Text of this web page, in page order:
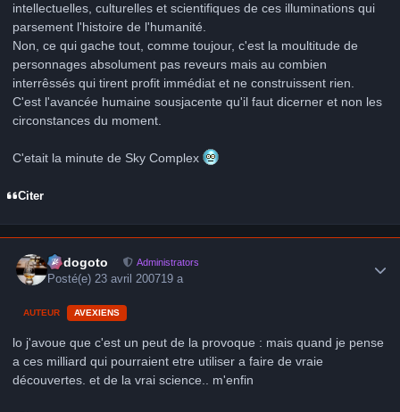
intellectuelles, culturelles et scientifiques de ces illuminations qui
parsement l'histoire de l'humanité.
Non, ce qui gache tout, comme toujour, c'est la moultitude de
personnages absolument pas reveurs mais au combien
interrêssés qui tirent profit immédiat et ne construissent rien.
C'est l'avancée humaine sousjacente qu'il faut dicerner et non les
circonstances du moment.
C'etait la minute de Sky Complex
Citer
frédogoto Administrators
Posté(e) 23 avril 200719 a
AUTEUR AVEXIENS
lo j'avoue que c'est un peut de la provoque : mais quand je pense
a ces milliard qui pourraient etre utiliser a faire de vraie
découvertes. et de la vrai science.. m'enfin